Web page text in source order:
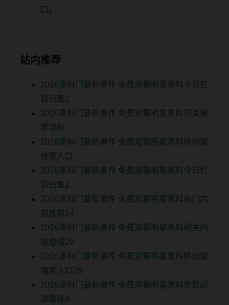
口。
站内推荐
2026黑料门最新事件 免费观看明星黑料今日栏
目归集2
2026黑料门最新事件 免费观看明星黑料同类推
荐导航
2026黑料门最新事件 免费观看明星黑料移动端
搜索入口
2026黑料门最新事件 免费观看明星黑料今日栏
目归集2
2026黑料门最新事件 免费观看明星黑料热门内
容推荐14
2026黑料门最新事件 免费观看明星黑料相关问
题整理20
2026黑料门最新事件 免费观看明星黑料移动端
搜索入口26
2026黑料门最新事件 免费观看明星黑料专题阅
读路径8